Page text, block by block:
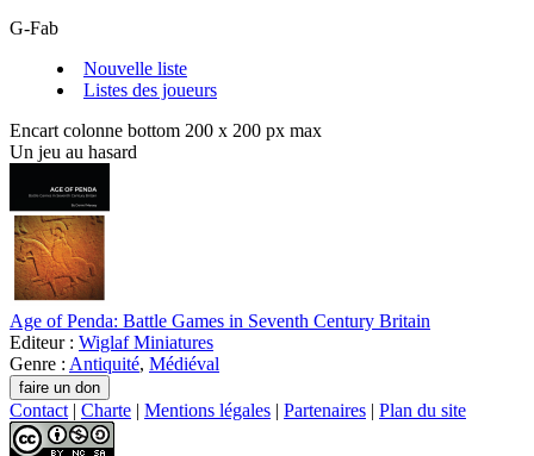
G-Fab
Nouvelle liste
Listes des joueurs
Encart colonne bottom 200 x 200 px max
Un jeu au hasard
Age of Penda: Battle Games in Seventh Century Britain
Editeur : Wiglaf Miniatures
Genre : Antiquité, Médiéval
Contact | Charte | Mentions légales | Partenaires | Plan du site